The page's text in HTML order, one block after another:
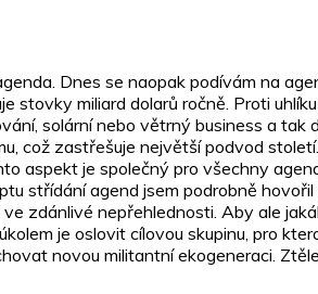
Dnes se naopak podívám na
miliard dolarů ročně. Proti
solární nebo větrný business a tak
což zastřešuje největší podvod
aspekt je společný pro všechny
střídání agend jsem podrobně
zdánlivé nepřehlednosti. Aby ale
je oslovit cílovou skupinu, pro
novou militantní ekogeneraci.